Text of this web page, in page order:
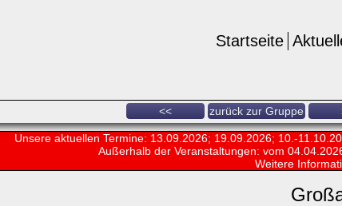
Startseite
<< zurück zur Gruppe
Unsere aktuellen Termine: 13.09.2026; 19.09.2026; 10.-
Außerhalb der Veranstaltungen:vom
Weitere